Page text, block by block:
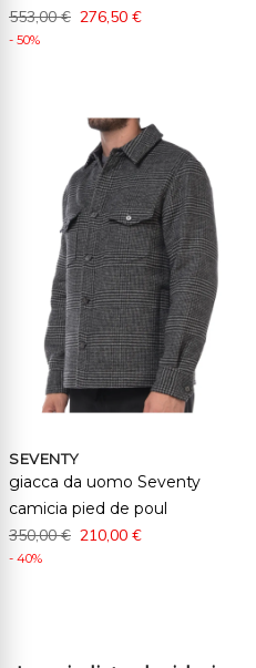
553,00 € 276,50 €
- 50%
SEVENTY
giacca da uomo Seventy
camicia pied de poul
350,00 € 210,00 €
- 40%